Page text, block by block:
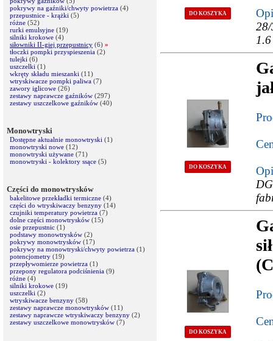
pokrywy na gaźniki/chwyty powietrza (4)
przepustnice - krążki (5)
różne (52)
rurki emulsyjne (19)
silniki krokowe (4)
siłowniki II-giej przepustnicy (6) »
tłoczki pompki przyspieszenia (2)
tulejki (6)
uszczelki (1)
wkręty składu mieszanki (11)
wtryskiwacze pompki paliwa (7)
zawory iglicowe (26)
zestawy naprawcze gaźników (297)
zestawy uszczelkowe gaźników (40)
Monowtryski
Dostępne aktualnie monowtryski (1)
monowtryski nowe (12)
monowtryski używane (71)
monowtryski - kolektory ssące (5)
Części do monowtrysków
bakelitowe przekładki termiczne (4)
części do wtryskiwaczy benzyny (14)
czujniki temperatury powietrza (7)
dolne części monowtrysków (15)
osie przepustnic (1)
podstawy monowtrysków (2)
pokrywy monowtrysków (17)
pokrywy na monowtryski/chwyty powietrza (1)
potencjometry (19)
przepływomierze powietrza (1)
przepony regulatora podciśnienia (9)
różne (4)
silniki krokowe (19)
uszczelki (2)
wtryskiwacze benzyny (58)
zestawy naprawcze monowtrysków (11)
zestawy naprawcze wtryskiwaczy benzyny (2)
zestawy uszczelkowe monowtrysków (7)
DO KOSZYKA
1.6
DO KOSZYKA
DO KOSZYKA